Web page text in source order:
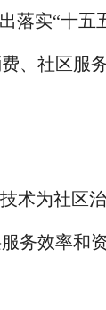
落实“十五
、社区服
术为社区
务效率和